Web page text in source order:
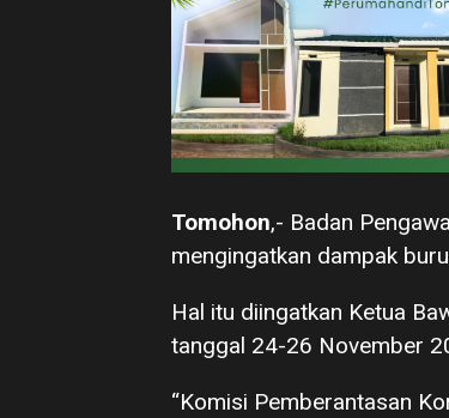
Tomohon,- Badan
mengingatkan dampak
Hal itu diingatkan Ketua
tanggal 24-26 November
“Komisi Pemberantasan